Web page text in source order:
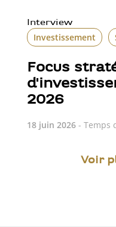
Interview
Investissement
Focus
2026
18 juin 2026- Temps
Voir